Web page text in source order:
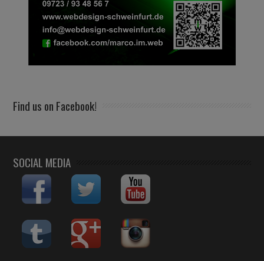
Find us on Facebook!
SOCIAL MEDIA